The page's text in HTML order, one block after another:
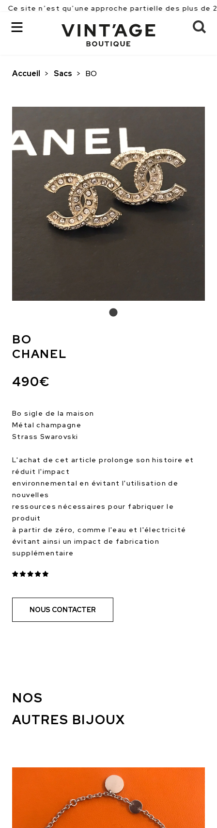
qu’une approche partielle des plus de 2500
Accueil > Sacs > BO
BO
CHANEL
490€
Bo sigle de la maison
Métal champagne
Strass Swarovski
L'achat de cet article prolonge son histoire et
réduit l'impact
environnemental en évitant l'utilisation de
nouvelles
ressources nécessaires pour fabriquer le
produit
à partir de zéro, comme l'eau et l'électricité
évitant ainsi un impact de fabrication
supplémentaire
NOUS CONTACTER
NOS
AUTRES BIJOUX